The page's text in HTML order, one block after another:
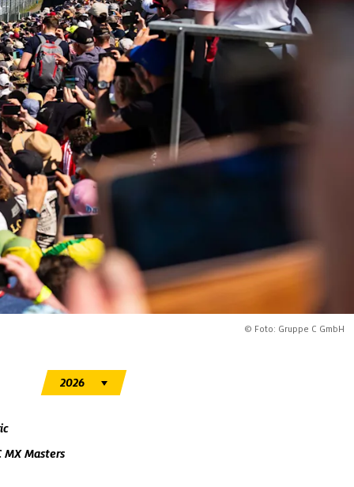
© Foto: Gruppe C GmbH
MX Masters